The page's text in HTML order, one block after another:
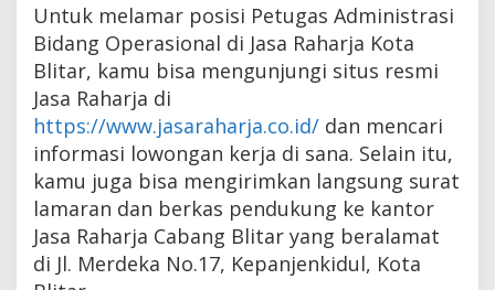
Untuk melamar posisi Petugas Administrasi
Bidang Operasional di Jasa Raharja Kota
Blitar, kamu bisa mengunjungi situs resmi
Jasa Raharja di
https://www.jasaraharja.co.id/ dan mencari
informasi lowongan kerja di sana. Selain itu,
kamu juga bisa mengirimkan langsung surat
lamaran dan berkas pendukung ke kantor
Jasa Raharja Cabang Blitar yang beralamat
di Jl. Merdeka No.17, Kepanjenkidul, Kota